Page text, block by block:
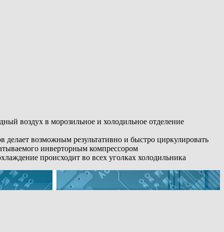
воздух в морозильное и холодильное отделение
делает возможным результативно и быстро циркулировать
инверторным компрессором
происходит во всех уголках холодильника